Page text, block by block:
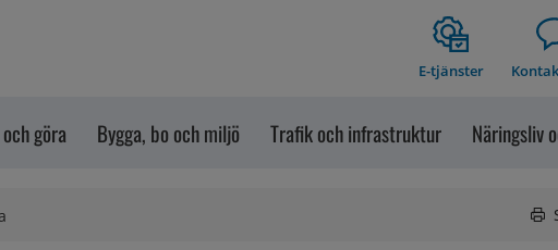
E-tjänster
göra Bygga, bo och miljö Trafik och infrastruktur Näringsliv